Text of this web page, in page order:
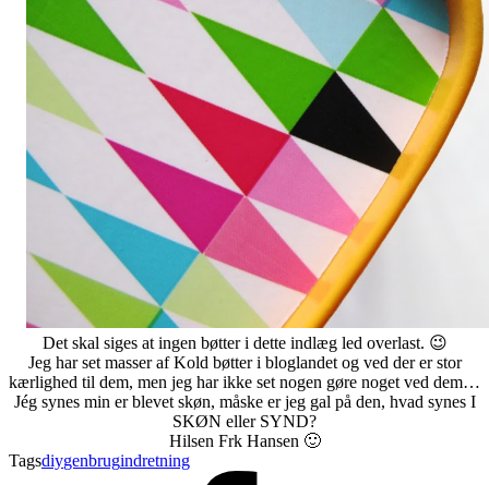
Det skal siges at ingen bøtter i dette indlæg led overlast. 😉
Jeg har set masser af Kold bøtter i bloglandet og ved der er stor
kærlighed til dem, men jeg har ikke set nogen gøre noget ved dem…
Jég synes min er blevet skøn, måske er jeg gal på den, hvad synes I
SKØN eller SYND?
Hilsen Frk Hansen 🙂
Tagsdiygenbrugindretning